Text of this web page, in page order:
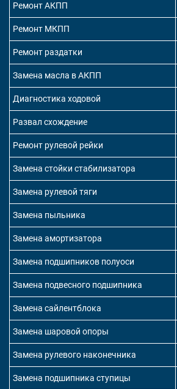
Ремонт АКПП
Ремонт МКПП
Ремонт раздатки
Замена масла в АКПП
Диагностика ходовой
Развал схождение
Ремонт рулевой рейки
Замена стойки стабилизатора
Замена рулевой тяги
Замена пыльника
Замена амортизатора
Замена подшипников полуоси
Замена подвесного подшипника
Замена сайлентблока
Замена шаровой опоры
Замена рулевого наконечника
Замена подшипника ступицы